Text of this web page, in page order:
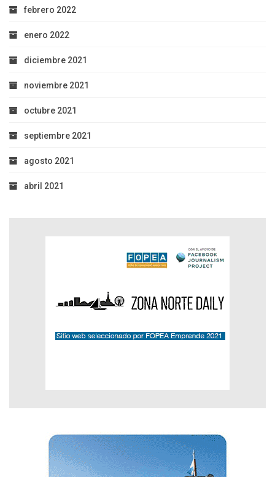
febrero 2022
enero 2022
diciembre 2021
noviembre 2021
octubre 2021
septiembre 2021
agosto 2021
abril 2021